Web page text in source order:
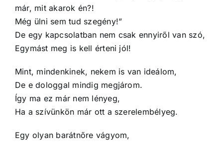
már, mit akarok én?!
Még ülni sem tud szegény!”
De egy kapcsolatban nem csak ennyiről van szó,
Egymást meg is kell érteni jól!
Mint, mindenkinek, nekem is van ideálom,
De e dologgal mindig megjárom.
Így ma ez már nem lényeg,
Ha a szívünkön már ott a szerelembélyeg.
Egy olyan barátnőre vágyom,